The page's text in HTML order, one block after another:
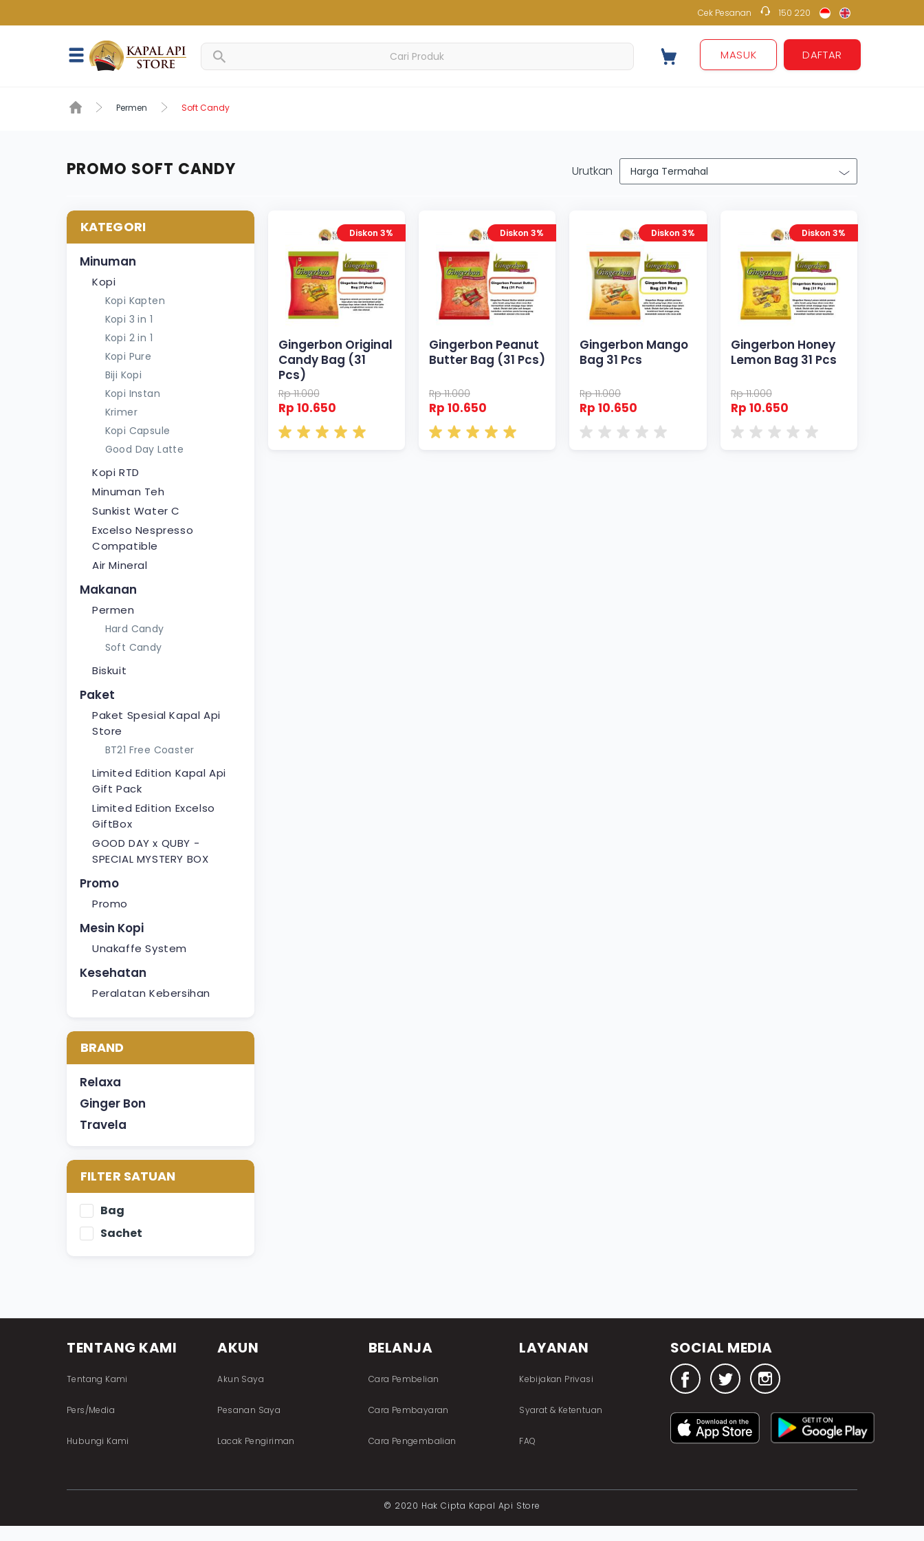
Cek Pesanan 150 220
150 220
MASUK DAFTAR
Permen Soft Candy
PROMO SOFT CANDY Urutkan
KATEGORI
Minuman
Kopi
Kopi Kapten
Kopi 3 in 1
Kopi 2 in 1
Kopi Pure
Biji Kopi
Kopi Instan
Krimer
Kopi Capsule
Good Day Latte
Kopi RTD
Minuman Teh
Sunkist Water C
Excelso Nespresso
Compatible
Air Mineral
Makanan
Permen
Hard Candy
Soft Candy
Biskuit
Paket
Paket Spesial Kapal Api
Store
BT21 Free Coaster
Limited Edition Kapal Api
Gift Pack
Limited Edition Excelso
GiftBox
GOOD DAY x QUBY -
SPECIAL MYSTERY BOX
Promo
Promo
Mesin Kopi
Unakaffe System
Kesehatan
Peralatan Kebersihan
BRAND
Relaxa
Ginger Bon
Travela
FILTER SATUAN
Bag
Sachet
Diskon 3%
Gingerbon Original
Candy Bag (31
Pcs)
Rp 11.000
Rp 10.650
Diskon 3%
Gingerbon Peanut
Butter Bag (31 Pcs)
Rp 11.000
Rp 10.650
Diskon 3%
Gingerbon Mango
Bag 31 Pcs
Rp 11.000
Rp 10.650
Diskon 3%
Gingerbon Honey
Lemon Bag 31 Pcs
Rp 11.000
Rp 10.650
TENTANG KAMI
Tentang Kami
Pers/Media
Hubungi Kami
AKUN
Akun Saya
Pesanan Saya
Lacak Pengiriman
BELANJA
Cara Pembelian
Cara Pembayaran
Cara Pengembalian
LAYANAN
Kebijakan Privasi
Syarat & Ketentuan
FAQ
SOCIAL MEDIA
© 2020 Hak Cipta Kapal Api Store